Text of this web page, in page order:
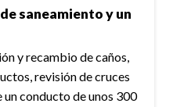
saneamiento y un
y recambio de caños,
revisión de cruces
conducto de unos 300